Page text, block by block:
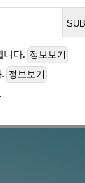
니다.